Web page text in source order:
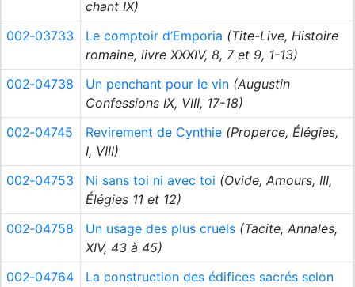
chant IX)
002‑03733
Le comptoir d’Emporia (Tite-Live, Histoire
romaine, livre XXXIV, 8, 7 et 9, 1-13)
002‑04738
Un penchant pour le vin (Augustin
Confessions IX, VIII, 17-18)
002‑04745
Revirement de Cynthie (Properce, Élégies,
I, VIII)
002‑04753
Ni sans toi ni avec toi (Ovide, Amours, III,
Élégies 11 et 12)
002‑04758
Un usage des plus cruels (Tacite, Annales,
XIV, 43 à 45)
002‑04764
La construction des édifices sacrés selon